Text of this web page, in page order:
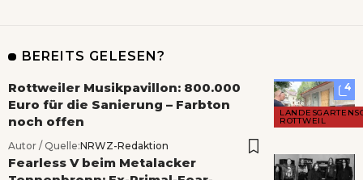
BEREITS GELESEN?
4
ROTTWEIL
Rottweiler Musikpavillon: 800.000
Euro für die Sanierung – Farbton
noch offen
Autor / Quelle:NRWZ-Redaktion
Fearless V beim Metalacker